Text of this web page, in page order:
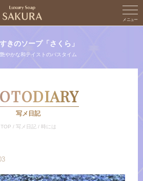
きのソープ「さくら」
やかな和テイストのバスタイム
写メ日記
TOP / 写メ日記 / 時には